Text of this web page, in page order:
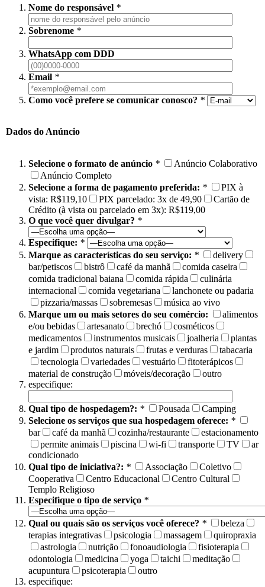
Nome do responsável *
Sobrenome *
WhatsApp com DDD
Email *
Como você prefere se comunicar conosco? *
Dados do Anúncio
Selecione o formato de anúncio *
Anúncio Colaborativo
Anúncio Completo
Selecione a forma de pagamento preferida: *
PIX à
vista: R$119,10
PIX parcelado: 3x de 49,90
Cartão de
Crédito (à vista ou parcelado em 3x): R$119,00
O que você quer divulgar? *
Especifique: *
Marque as características do seu serviço: *
delivery
bar/petiscos
bistrô café da manhã
comida caseira
comida tradicional baiana
comida rápida
culinária
internacional
comida vegetariana
lanchonete ou padaria
pizzaria/massas
sobremesas
música ao vivo
Marque um ou mais setores do seu comércio:
alimentos
e/ou bebidas
artesanato brechó
cosméticos
medicamentos
instrumentos musicais joalheria
plantas
e jardim
produtos naturais frutas e verduras
tabacaria
tecnologia
variedades vestuário
fitoterápicos
material de construção
móveis/decoração
outro
especifique:
Qual tipo de hospedagem?: * Pousada
Camping
Selecione os serviços que sua hospedagem oferece: *
bar
café da manhã cozinha/restaurante
estacionamento
permite animais
piscina wi-fi transporte TV
ar
condicionado
Qual tipo de iniciativa?: * Associação
Coletivo
Cooperativa
Centro Educacional
Centro Cultural
Templo Religioso
Especifique o tipo de serviço *
Qual ou quais são os serviços você oferece? *
beleza
terapias integrativas
psicologia massagem
quiropraxia
astrologia
nutrição fonoaudiologia
fisioterapia
odontologia
medicina yoga taichi
meditação
acupuntura
psicoterapia
outro
especifique: